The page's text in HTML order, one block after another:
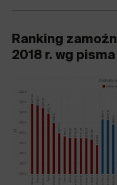
Ranking
2018 r. wg